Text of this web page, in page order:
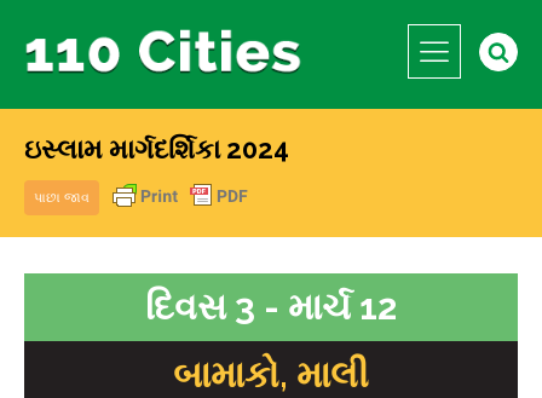
ઇસ્લામ માર્ગદર્શિકા 2024
પાછા જાવ
દિવસ 3 - માર્ચ 12
બામાકો, માલી